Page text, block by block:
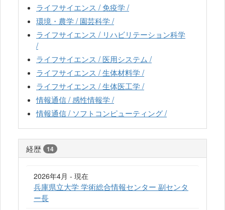
ライフサイエンス / 免疫学 /
環境・農学 / 園芸科学 /
ライフサイエンス / リハビリテーション科学
/
ライフサイエンス / 医用システム /
ライフサイエンス / 生体材料学 /
ライフサイエンス / 生体医工学 /
情報通信 / 感性情報学 /
情報通信 / ソフトコンピューティング /
経歴 14
2026年4月 - 現在
兵庫県立大学 学術総合情報センター 副センタ
ー長